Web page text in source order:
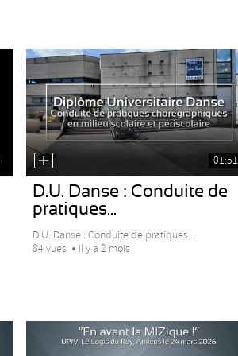
01:51
D.U. Danse : Conduite de
pratiques...
D.U. Danse : Conduite de pratiques...
84 vues
Il y a 2 mois